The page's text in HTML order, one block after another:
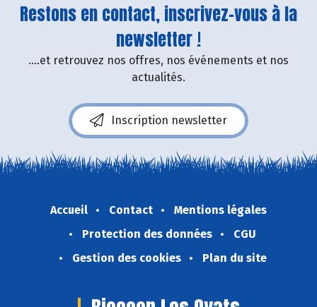
Restons en contact, inscrivez-vous à la
newsletter !
....et retrouvez nos offres, nos événements et nos
actualités.
Inscription newsletter
Accueil Contact
Mentions légales
Protection des données
CGU
Gestion des cookies
Plan du site